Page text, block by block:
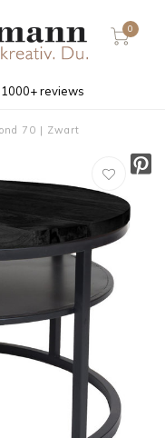
0
reviews
70 | Zwart